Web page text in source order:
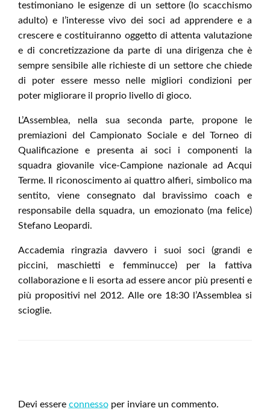
testimoniano le esigenze di un settore (lo scacchismo
adulto) e l’interesse vivo dei soci ad apprendere e a
crescere e costituiranno oggetto di attenta valutazione
e di concretizzazione da parte di una dirigenza che è
sempre sensibile alle richieste di un settore che chiede
di poter essere messo nelle migliori condizioni per
poter migliorare il proprio livello di gioco.
L’Assemblea, nella sua seconda parte, propone le
premiazioni del Campionato Sociale e del Torneo di
Qualificazione e presenta ai soci i componenti la
squadra giovanile vice-Campione nazionale ad Acqui
Terme. Il riconoscimento ai quattro alfieri, simbolico ma
sentito, viene consegnato dal bravissimo coach e
responsabile della squadra, un emozionato (ma felice)
Stefano Leopardi.
Accademia ringrazia davvero i suoi soci (grandi e
piccini, maschietti e femminucce) per la fattiva
collaborazione e li esorta ad essere ancor più presenti e
più propositivi nel 2012. Alle ore 18:30 l’Assemblea si
scioglie.
Devi essere connesso per inviare un commento.